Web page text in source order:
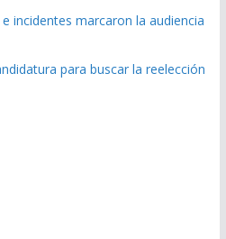
incidentes marcaron la audiencia
para buscar la reelección